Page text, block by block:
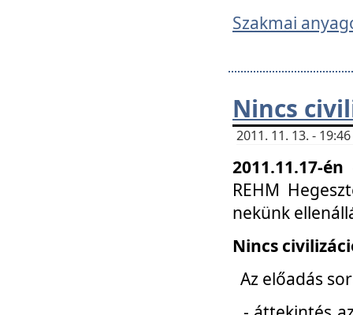
Szakmai
Nincs
2011. 11. 13. -
2011.11.17-
REHM
nekünk
Nincs
Az előadás